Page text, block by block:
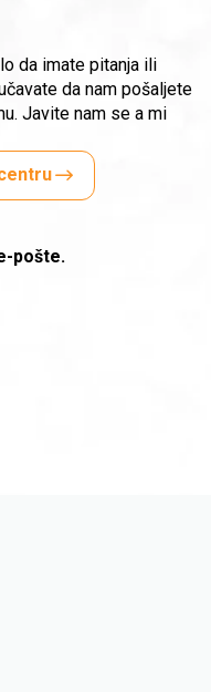
da imate pitanja ili
da nam pošaljete
Javite nam se a mi
pošte.